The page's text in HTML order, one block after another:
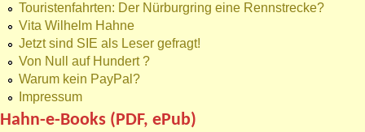
Touristenfahrten: Der Nürburgring eine Rennstrecke?
Vita Wilhelm Hahne
Jetzt sind SIE als Leser gefragt!
Von Null auf Hundert ?
Warum kein PayPal?
Impressum
Hahn-e-Books (PDF, ePub)